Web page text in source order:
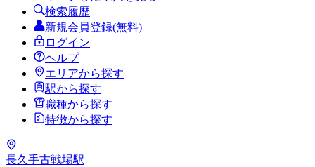
検索履歴
新規会員登録(無料)
ログイン
ヘルプ
エリアから探す
駅から探す
職種から探す
特徴から探す
長久手古戦場駅